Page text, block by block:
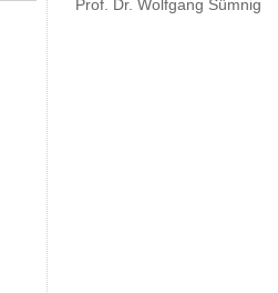
Prof. Dr. Wolfgang Sümnig